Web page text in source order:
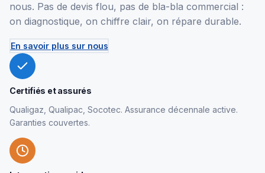
nous. Pas de devis flou, pas de bla-bla commercial :
on diagnostique, on chiffre clair, on répare durable.
En savoir plus sur nous
Certifiés et assurés
Qualigaz, Qualipac, Socotec. Assurance décennale active.
Garanties couvertes.